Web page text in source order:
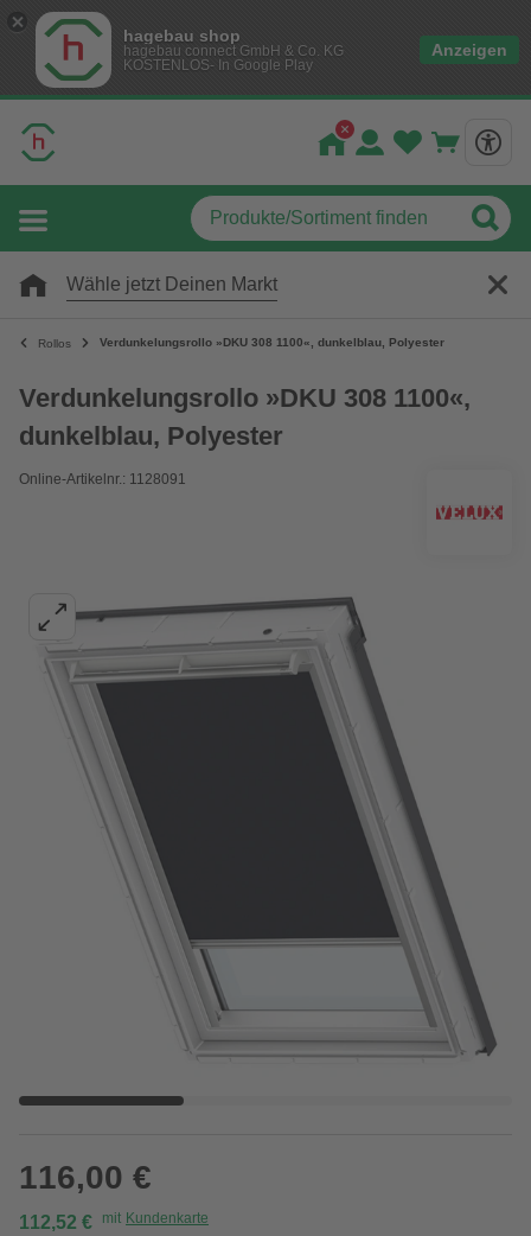
hagebau shop
hagebau connect GmbH & Co. KG
KOSTENLOS- In Google Play
Anzeigen
Wähle jetzt Deinen Markt
Rollos Verdunkelungsrollo »DKU 308 1100«, dunkelblau, Polyester
Verdunkelungsrollo »DKU 308 1100«,
dunkelblau, Polyester
Online-Artikelnr.: 1128091
116,00 €
112,52 € mit Kundenkarte